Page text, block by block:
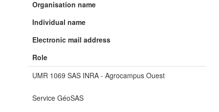
Organisation name
Individual name
Electronic mail address
Role
UMR 1069 SAS INRA - Agrocampus Ouest
Service GéoSAS